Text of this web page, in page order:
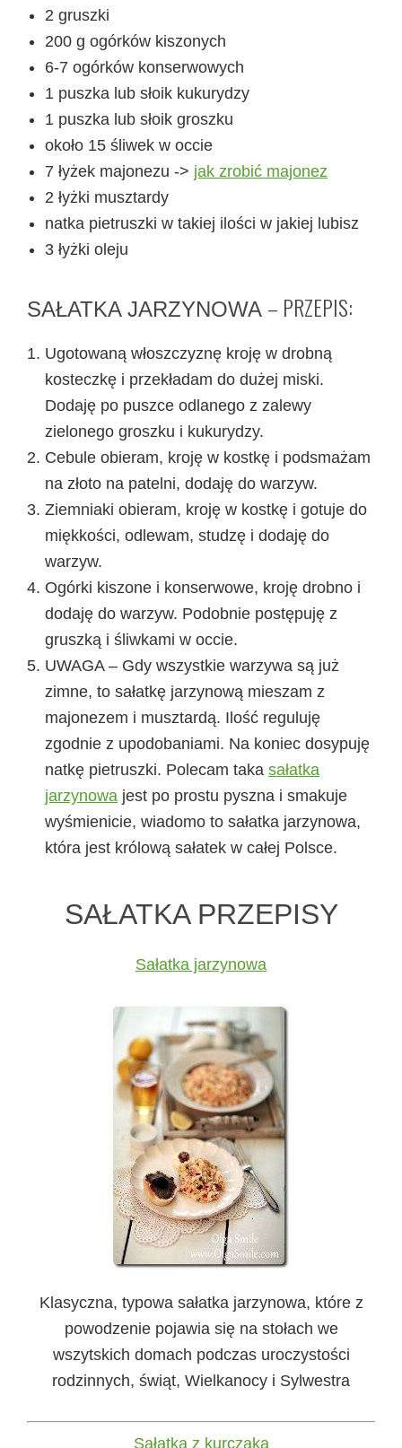
2 gruszki
200 g ogórków kiszonych
6-7 ogórków konserwowych
1 puszka lub słoik kukurydzy
1 puszka lub słoik groszku
około 15 śliwek w occie
7 łyżek majonezu -> jak zrobić majonez
2 łyżki musztardy
natka pietruszki w takiej ilości w jakiej lubisz
3 łyżki oleju
SAŁATKA JARZYNOWA – PRZEPIS:
Ugotowaną włoszczyznę kroję w drobną
kosteczkę i przekładam do dużej miski.
Dodaję po puszce odlanego z zalewy
zielonego groszku i kukurydzy.
Cebule obieram, kroję w kostkę i podsmażam
na złoto na patelni, dodaję do warzyw.
Ziemniaki obieram, kroję w kostkę i gotuje do
miękkości, odlewam, studzę i dodaję do
warzyw.
Ogórki kiszone i konserwowe, kroję drobno i
dodaję do warzyw. Podobnie postępuję z
gruszką i śliwkami w occie.
UWAGA – Gdy wszystkie warzywa są już
zimne, to sałatkę jarzynową mieszam z
majonezem i musztardą. Ilość reguluję
zgodnie z upodobaniami. Na koniec dosypuję
natkę pietruszki. Polecam taka sałatka
jarzynowa jest po prostu pyszna i smakuje
wyśmienicie, wiadomo to sałatka jarzynowa,
która jest królową sałatek w całej Polsce.
SAŁATKA PRZEPISY
Sałatka jarzynowa
Klasyczna, typowa sałatka jarzynowa, które z
powodzenie pojawia się na stołach we
wszytskich domach podczas uroczystości
rodzinnych, świąt, Wielkanocy i Sylwestra
Sałatka z kurczaka